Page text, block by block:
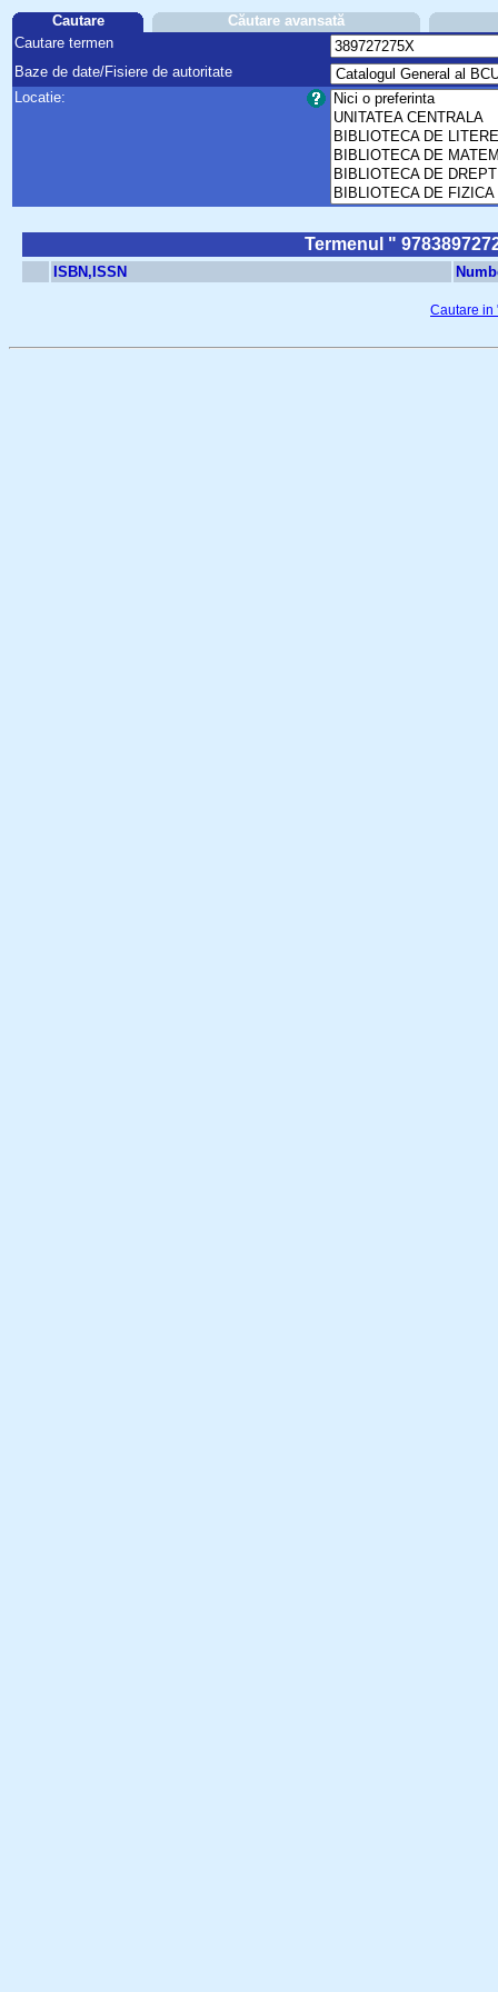
Cautare
Căutare avansată
Cautare termen
Baze de date/Fisiere de autoritate
Locatie:
Termenul "
ISBN,ISSN
Cautare in